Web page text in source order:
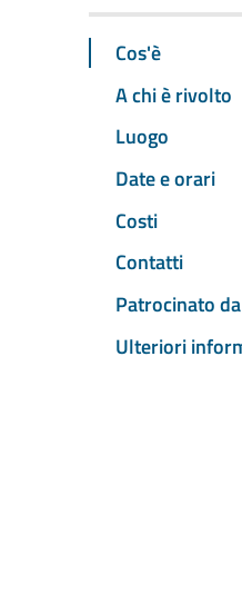
Cos'è
A chi è rivolto
Luogo
Date e orari
Costi
Contatti
Patrocinato da
Ulteriori